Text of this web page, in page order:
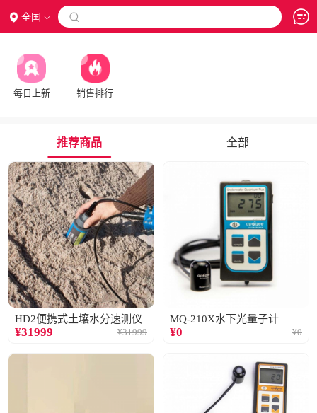
全国 
每日上新 销售排行
推荐商品 全部
HD2便携式土壤水分速测仪
¥31999 ¥31999
MQ-210X水下光量子计
¥0 ¥0